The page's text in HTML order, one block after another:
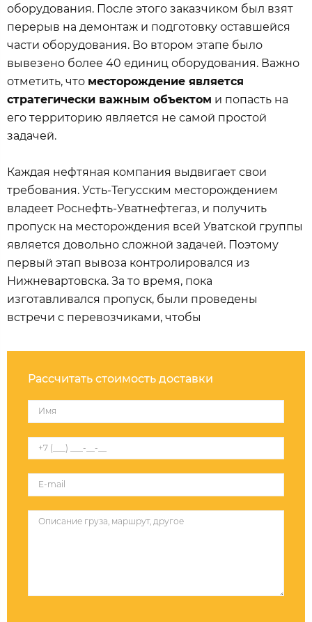
оборудования. После этого заказчиком был взят
перерыв на демонтаж и подготовку оставшейся
части оборудования. Во втором этапе было
вывезено более 40 единиц оборудования. Важно
отметить, что месторождение является
стратегически важным объектом и попасть на
его территорию является не самой простой
задачей.
Каждая нефтяная компания выдвигает свои
требования. Усть-Тегусским месторождением
владеет Роснефть-Уватнефтегаз, и получить
пропуск на месторождения всей Уватской группы
является довольно сложной задачей. Поэтому
первый этап вывоза контролировался из
Нижневартовска. За то время, пока
изготавливался пропуск, были проведены
встречи с перевозчиками, чтобы
Рассчитать стоимость доставки